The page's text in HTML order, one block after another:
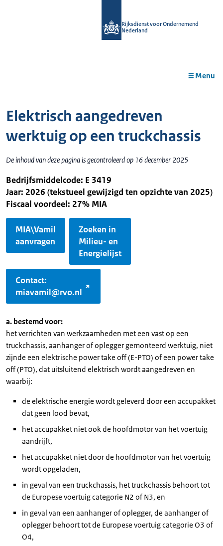
Rijksdienst voor Ondernemend
Nederland
Menu
Elektrisch aangedreven
werktuig op een truckchassis
De inhoud van deze pagina is gecontroleerd op 16 december 2025
Bedrijfsmiddelcode: E 3419
Jaar: 2026 (tekstueel gewijzigd ten opzichte van 2025)
Fiscaal voordeel: 27% MIA
MIA\Vamil
aanvragen
Zoeken in
Milieu- en
Energielijst
Contact:
miavamil@rvo.nl
a. bestemd voor:
het verrichten van werkzaamheden met een vast op een
truckchassis, aanhanger of oplegger gemonteerd werktuig, niet
zijnde een elektrische power take off (E-PTO) of een power take
off (PTO), dat uitsluitend elektrisch wordt aangedreven en
waarbij:
de elektrische energie wordt geleverd door een accupakket
dat geen lood bevat,
het accupakket niet ook de hoofdmotor van het voertuig
aandrijft,
het accupakket niet door de hoofdmotor van het voertuig
wordt opgeladen,
in geval van een truckchassis, het truckchassis behoort tot
de Europese voertuig categorie N2 of N3, en
in geval van een aanhanger of oplegger, de aanhanger of
oplegger behoort tot de Europese voertuig categorie O3 of
O4,